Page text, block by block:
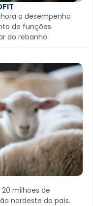
o desempenho
de funções
do rebanho.
milhões de
nordeste do país.